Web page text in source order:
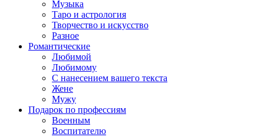
Музыка
Таро и астрология
Творчество и искусство
Разное
Романтические
Любимой
Любимому
С нанесением вашего текста
Жене
Мужу
Подарок по профессиям
Военным
Воспитателю